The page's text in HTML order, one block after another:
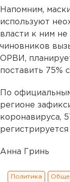
Напомним,
используют
власти к ним
чиновников
ОРВИ,
поставить 75%
По
регионе
коронавируса,
Анна Гринь
Политика